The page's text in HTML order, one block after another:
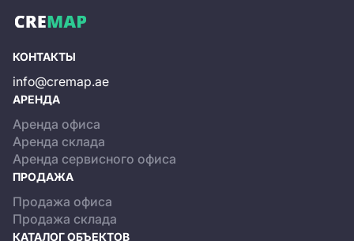
КОНТАКТЫ
info@cremap.ae
АРЕНДА
Аренда офиса
Аренда склада
Аренда сервисного офиса
ПРОДАЖА
Продажа офиса
Продажа склада
КАТАЛОГ ОБЪЕКТОВ